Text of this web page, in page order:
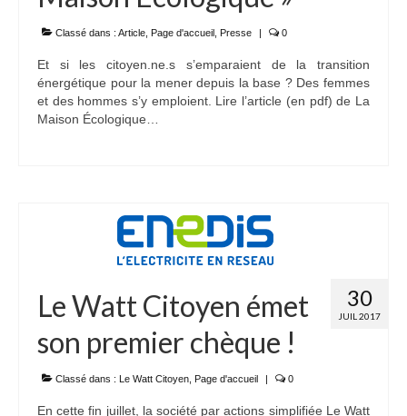
Classé dans : Article Page d'accueil Presse | 0
Et si les citoyen.ne.s s’emparaient de la transition
énergétique pour la mener depuis la base ? Des femmes
et des hommes s’y emploient. Lire l’article (en pdf) de La
Maison Écologique…
30
JUIL 2017
Le Watt Citoyen émet
son premier chèque !
Classé dans : Le Watt Citoyen Page d'accueil | 0
En cette fin juillet, la société par actions simplifiée Le Watt